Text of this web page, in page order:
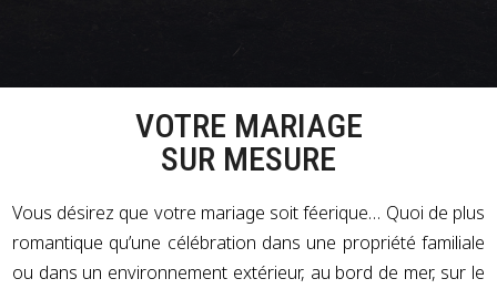
VOTRE MARIAGE
SUR MESURE
Vous désirez que votre mariage soit féerique… Quoi de plus
romantique qu’une célébration dans une propriété familiale
ou dans un environnement extérieur, au bord de mer, sur le